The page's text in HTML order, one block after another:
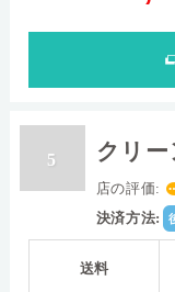
5 クリ
店の評価:
決済方法:
送料